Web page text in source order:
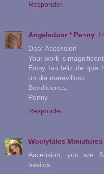
Responder
Angelsdoor * Penny
Dear Ascension
Your work is
Estoy tan feliz de que
un día maravilloso
Bendiciones,
Penny
Responder
Woolytales Miniatures
Ascension, you are
besitos,